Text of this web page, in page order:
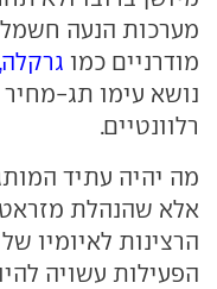
מערכות הנעה
מודרניים כמו
נושא עימו תג-
רלוונטיים.
מה יהיה עתיד
אלא שהנהלת
הרצינות לאיומיו
הפעילות עשויה